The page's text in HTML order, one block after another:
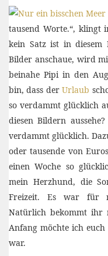
tausend Worte.“, klingt
kein Satz ist in diesem
Bilder anschaue, wird
beinahe Pipi in den
bin, dass derUrlaub
so verdammt glücklich
diesen Bildern
verdammt glücklich.
oder tausende von
einen Woche so
mein Herzhund, die
Freizeit. Es war für
Natürlich bekommt ihr
Anfang möchte ich
war.